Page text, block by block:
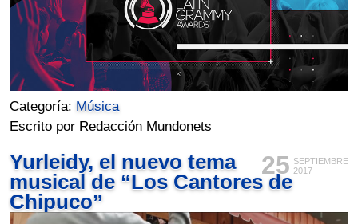
Categoría: Música
Escrito por Redacción Mundonets
25 SEPTIEMBRE
2017
Yurleidy, el nuevo tema
musical de “Los Cantores de
Chipuco”